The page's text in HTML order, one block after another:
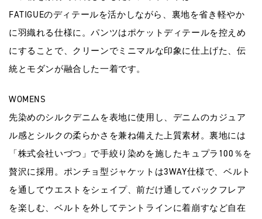
FATIGUEのディテールを活かしながら、裏地を省き軽やか
に羽織れる仕様に。パンツはポケットディテールを控えめ
にすることで、クリーンでミニマルな印象に仕上げた、伝
統とモダンが融合した一着です。
WOMENS
先染めのシルクデニムを表地に使用し、デニムのカジュア
ル感とシルクの柔らかさを兼ね備えた上質素材。裏地には
「株式会社いづつ」で手絞り染めを施したキュプラ100％を
贅沢に採用。ポンチョ型ジャケットは3WAY仕様で、ベルト
を通してウエストをシェイプ、前だけ通してバックフレア
を楽しむ、ベルトを外してテントラインに着崩すなど自在